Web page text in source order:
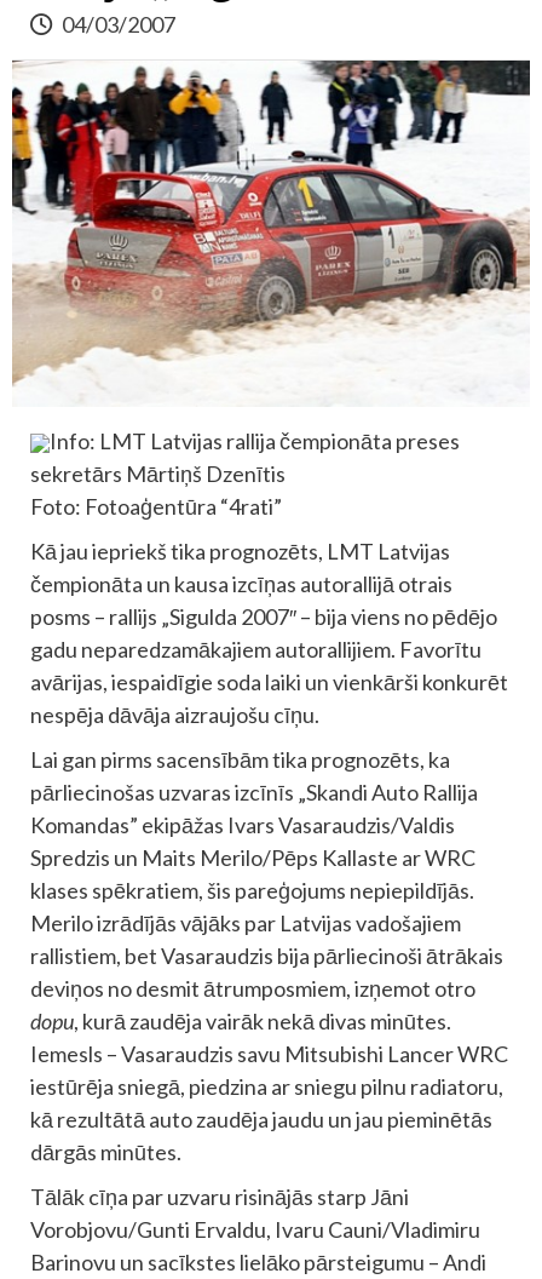
04/03/2007
Info: LMT Latvijas rallija čempionāta preses
sekretārs Mārtiņš Dzenītis
Foto: Fotoaģentūra “4rati”
Kā jau iepriekš tika prognozēts, LMT Latvijas
čempionāta un kausa izcīņas autorallijā otrais
posms – rallijs „Sigulda 2007″ – bija viens no pēdējo
gadu neparedzamākajiem autorallijiem. Favorītu
avārijas, iespaidīgie soda laiki un vienkārši konkurēt
nespēja dāvāja aizraujošu cīņu.
Lai gan pirms sacensībām tika prognozēts, ka
pārliecinošas uzvaras izcīnīs „Skandi Auto Rallija
Komandas” ekipāžas Ivars Vasaraudzis/Valdis
Spredzis un Maits Merilo/Pēps Kallaste ar WRC
klases spēkratiem, šis pareģojums nepiepildījās.
Merilo izrādījās vājāks par Latvijas vadošajiem
rallistiem, bet Vasaraudzis bija pārliecinoši ātrākais
deviņos no desmit ātrumposmiem, izņemot otro
dopu, kurā zaudēja vairāk nekā divas minūtes.
Iemesls – Vasaraudzis savu Mitsubishi Lancer WRC
iestūrēja sniegā, piedzina ar sniegu pilnu radiatoru,
kā rezultātā auto zaudēja jaudu un jau pieminētās
dārgās minūtes.
Tālāk cīņa par uzvaru risinājās starp Jāni
Vorobjovu/Gunti Ervaldu, Ivaru Cauni/Vladimiru
Barinovu un sacīkstes lielāko pārsteigumu – Andi